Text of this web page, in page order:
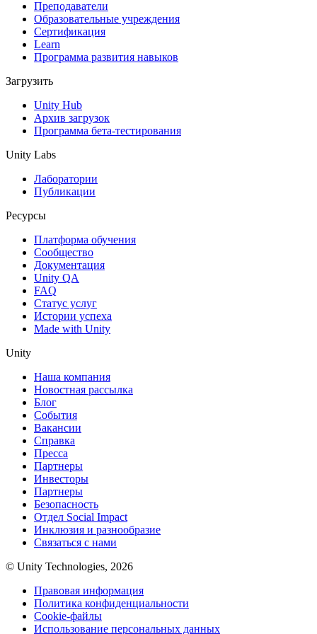
XR-игры
Запускайте XR-игры на разных платформах
Упрощенное создание многопользовательских игр
Преподаватели
Образовательные учреждения
Сертификация
Learn
Программа развития навыков
Загрузить
Unity Hub
Архив загрузок
Программа бета-тестирования
Unity Labs
Лаборатории
Публикации
Ресурсы
Платформа обучения
Сообщество
Документация
Unity QA
FAQ
Статус услуг
Истории успеха
Made with Unity
Unity
Наша компания
Новостная рассылка
Блог
События
Вакансии
Справка
Пресса
Партнеры
Инвесторы
Партнеры
Безопасность
Отдел Social Impact
Инклюзия и разнообразие
Связаться с нами
© Unity Technologies, 2026
Правовая информация
Политика конфиденциальности
Cookie-файлы
Использование персональных данных